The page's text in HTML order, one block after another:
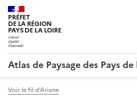
PRÉFET
DE LA RÉGION
PAYS DE LA LOIRE
Atlas de Paysage des Pays
Voir le fil d'Ariane